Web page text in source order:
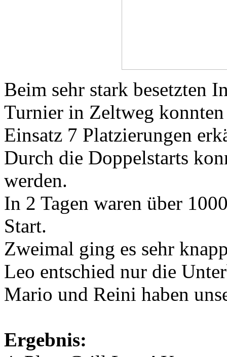
Beim sehr stark besetzten
Turnier in Zeltweg
Einsatz 7 Platzierungen
Durch die Doppelstarts
werden.
In 2 Tagen waren über
Start.
Zweimal ging es sehr
Leo entschied nur die
Mario und Reini haben
Ergebnis: